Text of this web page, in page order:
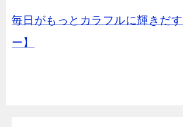
毎日がもっとカラフルに輝きだ
ー】